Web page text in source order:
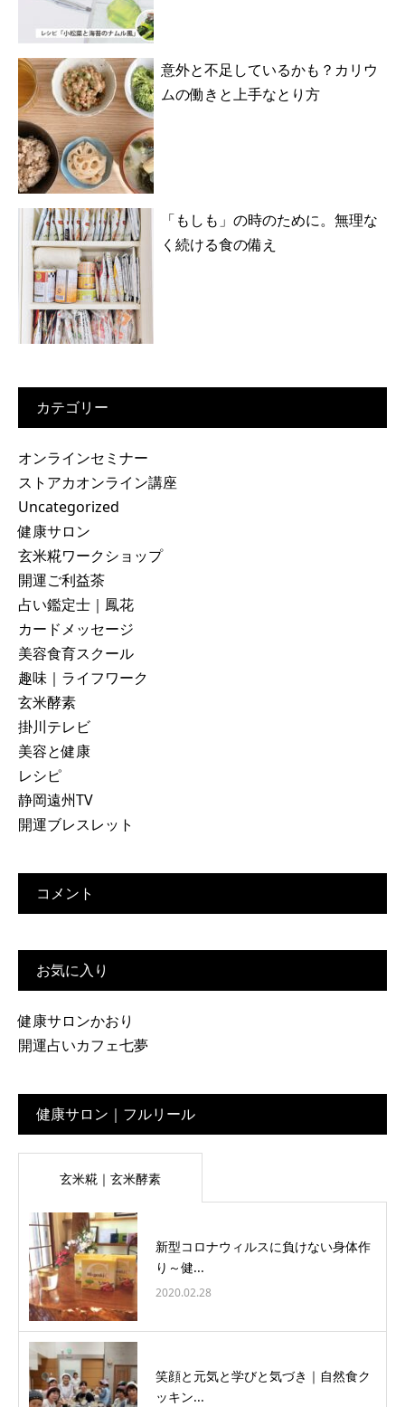
意外と不足しているかも？カリウ
ムの働きと上手なとり方
「もしも」の時のために。無理な
く続ける食の備え
カテゴリー
オンラインセミナー
ストアカオンライン講座
Uncategorized
健康サロン
玄米糀ワークショップ
開運ご利益茶
占い鑑定士｜鳳花
カードメッセージ
美容食育スクール
趣味｜ライフワーク
玄米酵素
掛川テレビ
美容と健康
レシピ
静岡遠州TV
開運ブレスレット
コメント
お気に入り
健康サロンかおり
開運占いカフェ七夢
健康サロン｜フルリール
玄米糀｜玄米酵素
新型コロナウィルスに負けない身体作
り～健...
2020.02.28
笑顔と元気と学びと気づき｜自然食ク
ッキン...